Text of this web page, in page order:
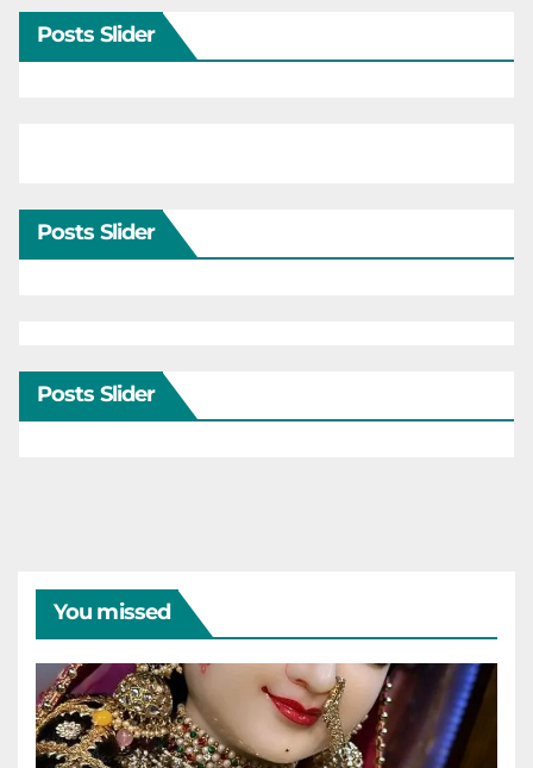
Posts Slider
Posts Slider
Posts Slider
You missed